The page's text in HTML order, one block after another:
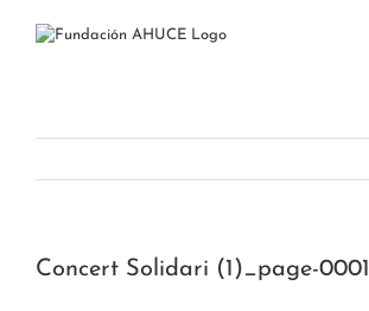
Concert Solidari (1)_page-0001